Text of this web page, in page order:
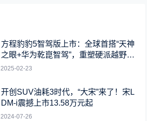
方程豹豹5智驾版上市：全球首搭“天神
之眼+华为乾崑智驾”，重塑硬派越野新
标杆
2025-02-23
开创SUV油耗3时代，“大宋”来了！宋L
DM-i震撼上市13.58万元起
2024-07-26